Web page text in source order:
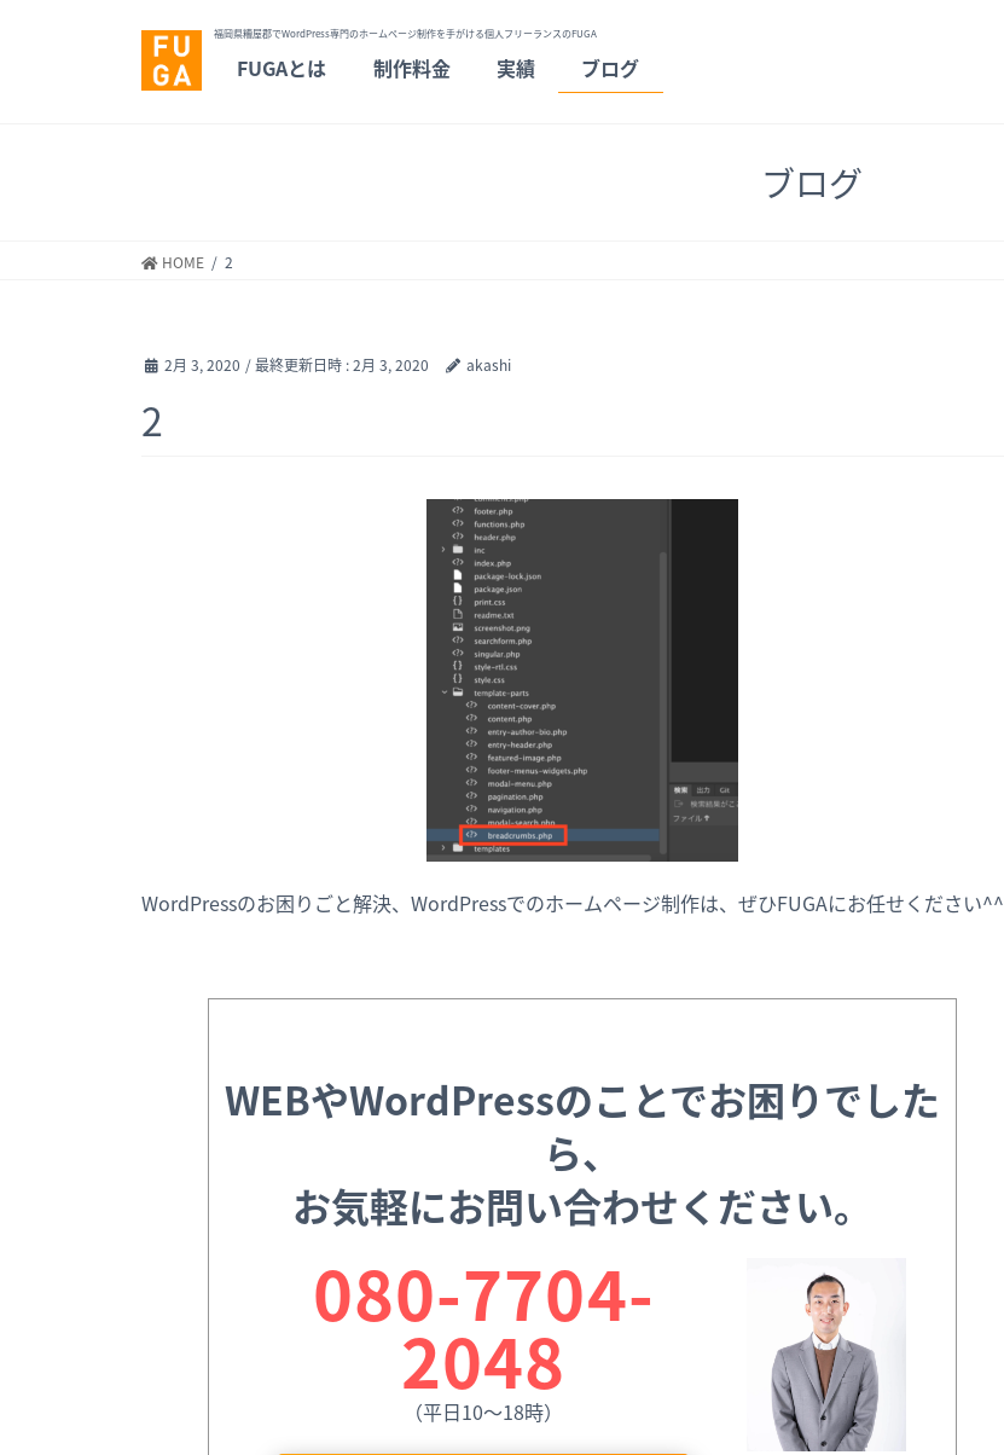
福岡県糟屋郡でWordPress専門のホームページ制作を手がける個人フリーランスのFUGA
FUGAとは 制作料金 実績 ブログ
ブログ
HOME 2
2月 3, 2020 / 最終更新日時 :2月 3, 2020 akashi
2
WordPressのお困りごと解決、WordPressでのホームページ制作は、ぜひFUGAにお任せください^^
WEBやWordPressのことでお困りでした
ら、
お気軽にお問い合わせください。
080-7704-
2048
（平日10〜18時）